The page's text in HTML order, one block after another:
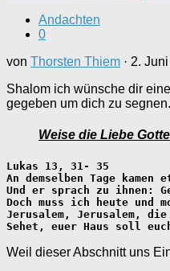
Andachten
0
von Thorsten Thiem · 2.
Shalom ich wünsche dir
gegeben um dich zu
Weise die Liebe
Lukas 13, 31- 35
An demselben Tage
Und er sprach zu ihnen:
Doch muss ich heute und
Jerusalem, Jerusalem,
Sehet, euer Haus soll
Weil dieser Abschnitt uns